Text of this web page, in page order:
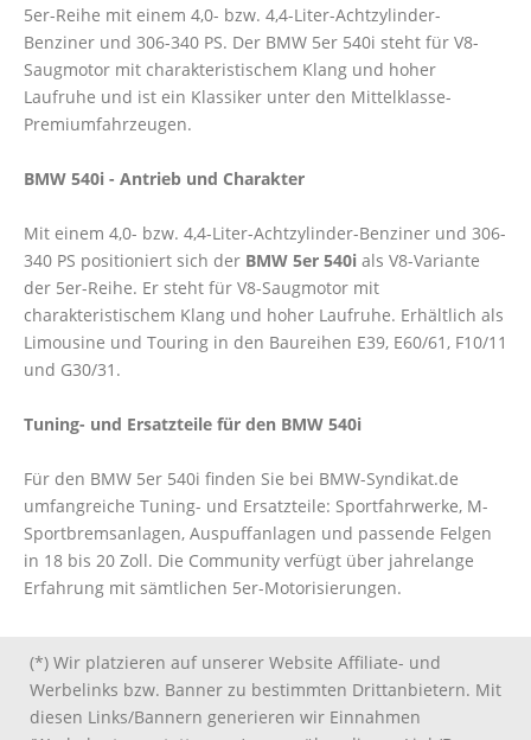
5er-Reihe mit einem 4,0- bzw. 4,4-Liter-Achtzylinder-
Benziner und 306-340 PS. Der BMW 5er 540i steht für V8-
Saugmotor mit charakteristischem Klang und hoher
Laufruhe und ist ein Klassiker unter den Mittelklasse-
Premiumfahrzeugen.
BMW 540i - Antrieb und Charakter
Mit einem 4,0- bzw. 4,4-Liter-Achtzylinder-Benziner und 306-
340 PS positioniert sich der BMW 5er 540i als V8-Variante
der 5er-Reihe. Er steht für V8-Saugmotor mit
charakteristischem Klang und hoher Laufruhe. Erhältlich als
Limousine und Touring in den Baureihen E39, E60/61, F10/11
und G30/31.
Tuning- und Ersatzteile für den BMW 540i
Für den BMW 5er 540i finden Sie bei BMW-Syndikat.de
umfangreiche Tuning- und Ersatzteile: Sportfahrwerke, M-
Sportbremsanlagen, Auspuffanlagen und passende Felgen
in 18 bis 20 Zoll. Die Community verfügt über jahrelange
Erfahrung mit sämtlichen 5er-Motorisierungen.
(*) Wir platzieren auf unserer Website Affiliate- und
Werbelinks bzw. Banner zu bestimmten Drittanbietern. Mit
diesen Links/Bannern generieren wir Einnahmen